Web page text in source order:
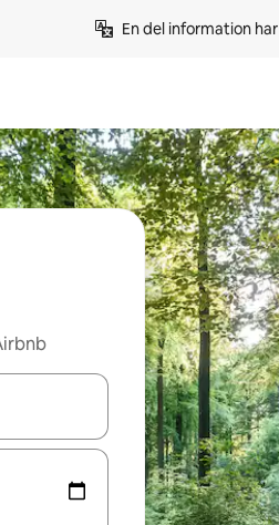
En del information
med upp- och nedåtpilarna